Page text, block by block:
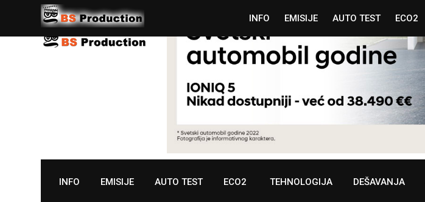
content
INFO EMISIJE AUTO TEST ECO2 TEHNOLOGIJA DEŠAVANJA
INFO EMISIJE AUTO TEST ECO2